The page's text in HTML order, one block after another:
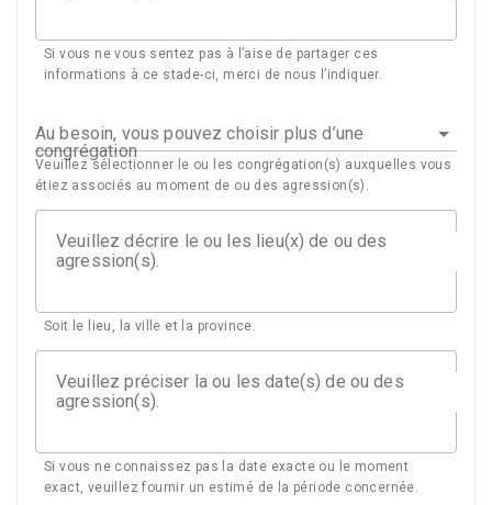
Si vous ne vous sentez pas à l’aise de partager ces
informations à ce stade-ci, merci de nous l’indiquer.
Au besoin, vous pouvez choisir plus d’une
congrégation
Veuillez sélectionner le ou les congrégation(s) auxquelles vous
étiez associés au moment de ou des agression(s).
Veuillez décrire le ou les lieu(x) de ou des
agression(s).
Soit le lieu, la ville et la province.
Veuillez préciser la ou les date(s) de ou des
agression(s).
Si vous ne connaissez pas la date exacte ou le moment
exact, veuillez fournir un estimé de la période concernée.